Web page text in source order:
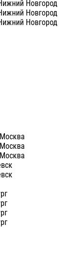
Новгород
Новгород
Новгород